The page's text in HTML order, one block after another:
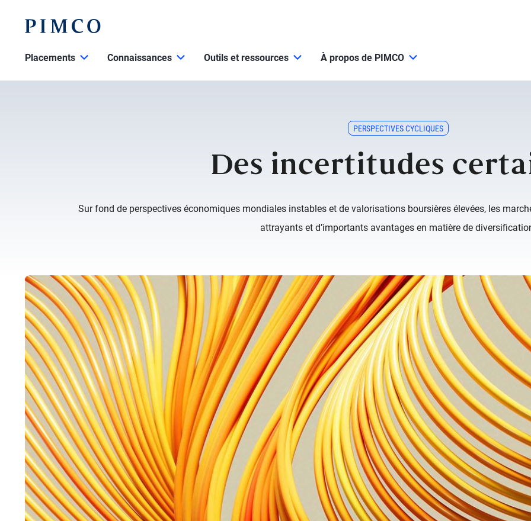
Placements Connaissances Outils et ressources À propos de PIMCO
PERSPECTIVES CYCLIQUES
Des incertitudes
Sur fond de perspectives économiques mondiales instables et de valorisations boursières élevées, les
attrayants et d’importants avantages en matière de